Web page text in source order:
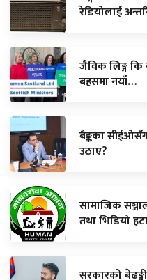
रेडियोलाई
जैविक लिङ्ग कि
बहसमा नयाँ…
बैङ्कका
उठाए?
सामाजिक
तथा भिडियो
सरकारको